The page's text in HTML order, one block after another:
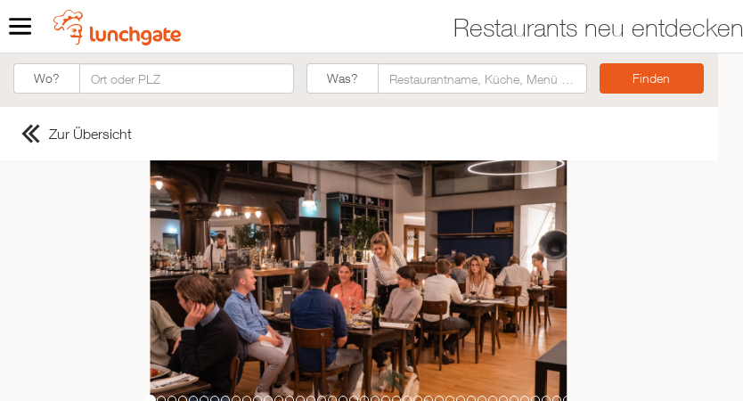
Restaurants neu entdecken
ZUR STARTSEITE ZUR RESTAURANTSUCHE
Wo? Was?Was?
Zur Übersicht